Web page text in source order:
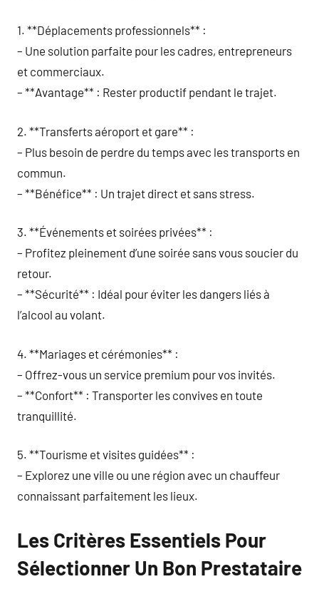
1. **Déplacements professionnels** :
– Une solution parfaite pour les cadres, entrepreneurs
et commerciaux.
– **Avantage** : Rester productif pendant le trajet.
2. **Transferts aéroport et gare** :
– Plus besoin de perdre du temps avec les transports en
commun.
– **Bénéfice** : Un trajet direct et sans stress.
3. **Événements et soirées privées** :
– Profitez pleinement d’une soirée sans vous soucier du
retour.
– **Sécurité** : Idéal pour éviter les dangers liés à
l’alcool au volant.
4. **Mariages et cérémonies** :
– Offrez-vous un service premium pour vos invités.
– **Confort** : Transporter les convives en toute
tranquillité.
5. **Tourisme et visites guidées** :
– Explorez une ville ou une région avec un chauffeur
connaissant parfaitement les lieux.
Les Critères Essentiels Pour
Sélectionner Un Bon Prestataire